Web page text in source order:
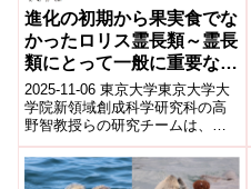
進化の初期から果実食でな
かったロリス霊長類～霊長
類にとって一般に重要な甘
味感覚も食性次第では弱く
なる～
2025-11-06 東京大学東京大学大
学院新領域創成科学研究科の高
野智教授らの研究チームは、ス
ローロリスなど夜行性霊長類の
味覚遺伝子と行動を解析し、彼
らが進化...